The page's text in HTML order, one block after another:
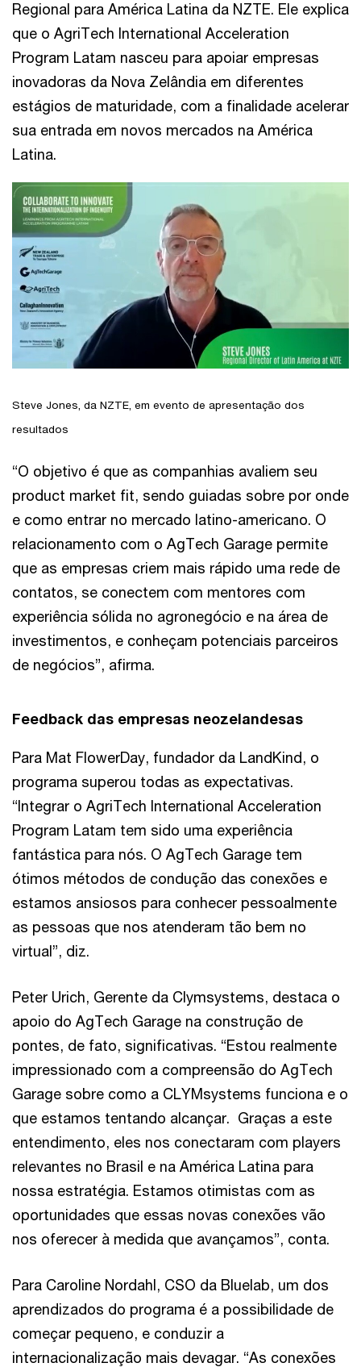
Regional para América Latina da NZTE. Ele explica
que o AgriTech International Acceleration
Program Latam nasceu para apoiar empresas
inovadoras da Nova Zelândia em diferentes
estágios de maturidade, com a finalidade acelerar
sua entrada em novos mercados na América
Latina.
Steve Jones, da NZTE, em evento de apresentação dos
resultados
“O objetivo é que as companhias avaliem seu
product market fit, sendo guiadas sobre por onde
e como entrar no mercado latino-americano. O
relacionamento com o AgTech Garage permite
que as empresas criem mais rápido uma rede de
contatos, se conectem com mentores com
experiência sólida no agronegócio e na área de
investimentos, e conheçam potenciais parceiros
de negócios”, afirma.
Feedback das empresas neozelandesas
Para Mat FlowerDay, fundador da LandKind, o
programa superou todas as expectativas.
“Integrar o AgriTech International Acceleration
Program Latam tem sido uma experiência
fantástica para nós. O AgTech Garage tem
ótimos métodos de condução das conexões e
estamos ansiosos para conhecer pessoalmente
as pessoas que nos atenderam tão bem no
virtual”, diz.
Peter Urich, Gerente da Clymsystems, destaca o
apoio do AgTech Garage na construção de
pontes, de fato, significativas. “Estou realmente
impressionado com a compreensão do AgTech
Garage sobre como a CLYMsystems funciona e o
que estamos tentando alcançar. Graças a este
entendimento, eles nos conectaram com players
relevantes no Brasil e na América Latina para
nossa estratégia. Estamos otimistas com as
oportunidades que essas novas conexões vão
nos oferecer à medida que avançamos”, conta.
Para Caroline Nordahl, CSO da Bluelab, um dos
aprendizados do programa é a possibilidade de
começar pequeno, e conduzir a
internacionalização mais devagar. “As conexões